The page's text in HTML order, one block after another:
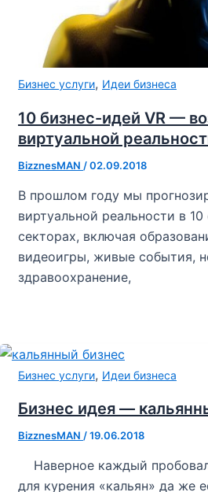
Бизнес услуги, Идеи бизнеса
10 бизнес-идей VR —
виртуальной
BizznesMAN /02.09.2018
В прошлом году мы
виртуальной реальности в
секторах, включая
видеоигры, живые события,
здравоохранение,
Бизнес услуги, Идеи бизнеса
Бизнес идея —
BizznesMAN /19.06.2018
Наверное каждый
для курения «кальян» да же